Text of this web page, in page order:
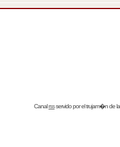
Canalrssservido por eltrujam�nde